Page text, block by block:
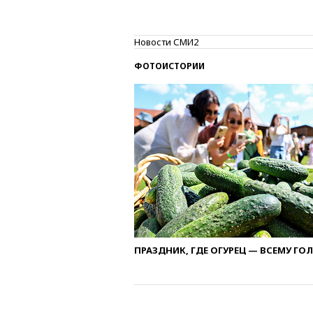
Новости СМИ2
ФОТОИСТОРИИ
ПРАЗДНИК, ГДЕ ОГУРЕЦ — ВСЕМУ